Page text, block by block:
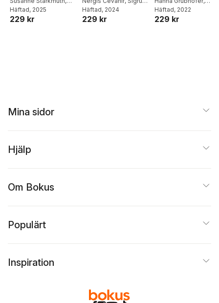
zum Mitmachen
Sigrun Eder,Scarlett
Müller-Mangelberger
Häftad, 2025
229 kr
Mitmachen
Eder,Sebnem Kirer
Yurdumetin
Häftad, 2024
229 kr
und Gewaltfreier
Kommunikation
Sigrun Eder,Barbara
Weingartshofer
Häftad, 2022
229 kr
Mina sidor
Hjälp
Om Bokus
Populärt
Inspiration